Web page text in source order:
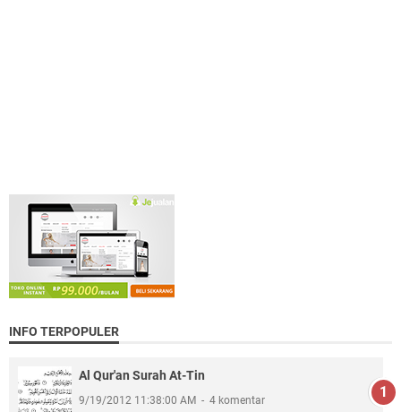
INFO TERPOPULER
Al Qur'an Surah At-Tin
9/19/2012 11:38:00 AM 4 komentar